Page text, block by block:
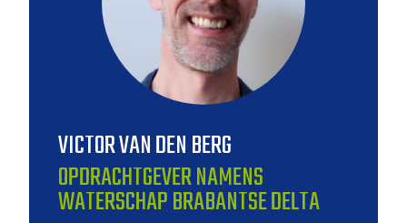
VICTOR VAN DEN BERG
OPDRACHTGEVER NAMENS
WATERSCHAP BRABANTSE DELTA